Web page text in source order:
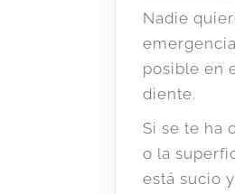
Nadie
posible en
diente.
Si se te ha
o la
está sucio